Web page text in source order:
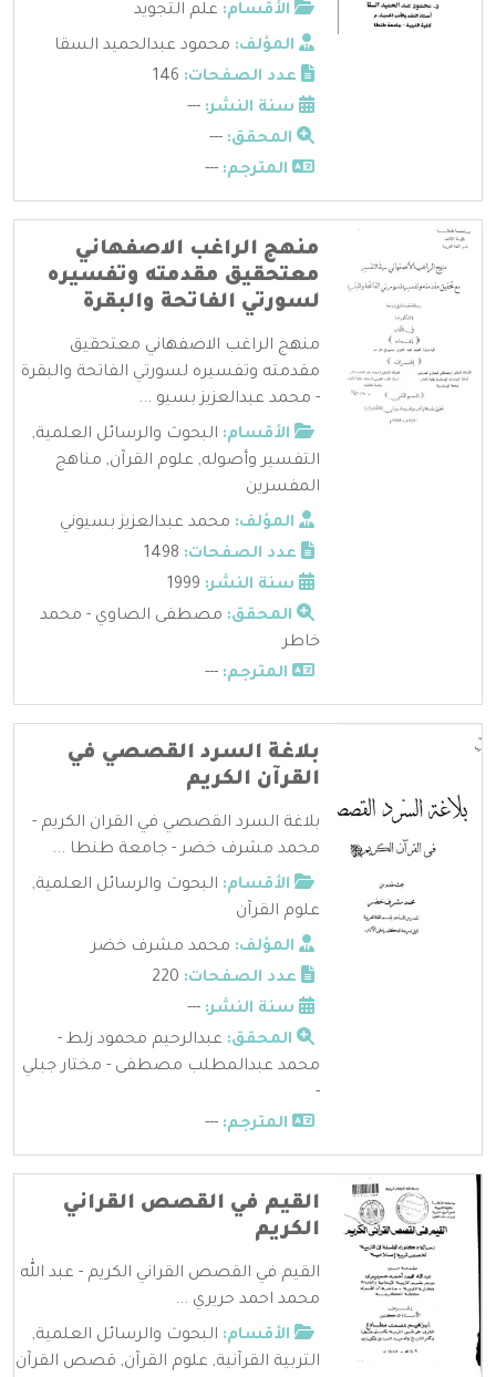
الأقسام: علم التجويد
المؤلف: محمود عبدالحميد السقا
عدد الصفحات:
سنة النشر: ---
المحقق: ---
المترجم: ---
منهج الراغب الاصفهاني
معتحقيق مقدمته وتفسيره
لسورتي الفاتحة والبقرة
منهج الراغب الاصفهاني معتحقيق
مقدمته وتفسيره لسورتي الفاتحة والبقرة
- محمد عبدالعزيز بسيو ...
الأقسام: البحوث والرسائل العلمية,
التفسير وأصوله, علوم القرآن, مناهج
المفسرين
المؤلف: محمد عبدالعزيز بسيوني
عدد الصفحات:
سنة النشر:
المحقق: مصطفى الصاوي - محمد
خاطر
المترجم: ---
بلاغة السرد القصصي في
القرآن الكريم
بلاغة السرد القصصي في القران الكريم -
محمد مشرف خضر - جامعة طنطا ...
الأقسام: البحوث والرسائل العلمية,
علوم القرآن
المؤلف: محمد مشرف خضر
عدد الصفحات:
سنة النشر: ---
المحقق: عبدالرحيم محمود زلط -
محمد عبدالمطلب مصطفى - مختار جبلي
-
المترجم: ---
القيم في القصص القراني
الكريم
القيم في القصص القراني الكريم - عبد الله
محمد احمد حريري ...
الأقسام: البحوث والرسائل العلمية,
التربية القرآنية, علوم القرآن, قصص القرآن